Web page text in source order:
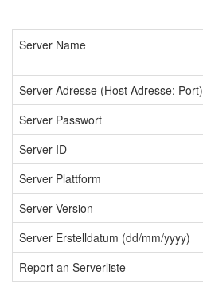
Server Name
Server Adresse (Host Adresse: Port)
Server Passwort
Server-ID
Server Plattform
Server Version
Server Erstelldatum (dd/mm/yyyy)
Report an Serverliste